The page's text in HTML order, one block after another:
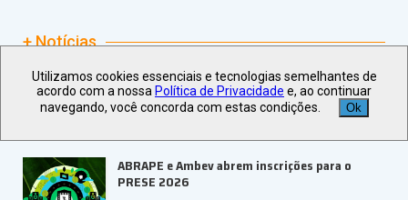
+ Notícias
Go Dream completa um ano de parceria com a
Bilheteria Digital
ABRAPE e Ambev abrem inscrições para o
PRESE 2026
Utilizamos cookies essenciais e tecnologias semelhantes de
acordo com a nossa Política de Privacidade e, ao continuar
navegando, você concorda com estas condições.
Ok